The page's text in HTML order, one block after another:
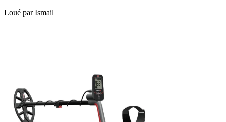
Loué parIsmail